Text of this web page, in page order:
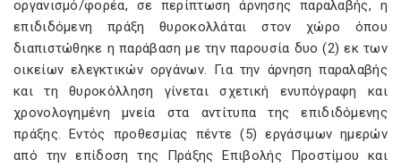
οργανισμό/φορέα, σε περίπτωση άρνησης παραλαβής, η
επιδιδόμενη πράξη θυροκολλάται στον χώρο όπου
διαπιστώθηκε η παράβαση με την παρουσία δυο (2) εκ των
οικείων ελεγκτικών οργάνων. Για την άρνηση παραλαβής
και τη θυροκόλληση γίνεται σχετική ενυπόγραφη και
χρονολογημένη μνεία στα αντίτυπα της επιδιδόμενης
πράξης. Εντός προθεσμίας πέντε (5) εργάσιμων ημερών
από την επίδοση της Πράξης Επιβολής Προστίμου και